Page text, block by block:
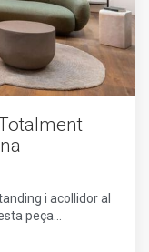
i acollidor al
peça